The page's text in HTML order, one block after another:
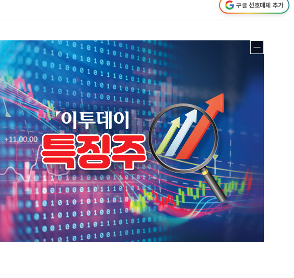
구글 선호매체 추가